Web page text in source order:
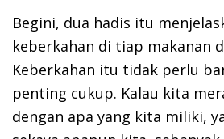
Begini, dua hadis itu
keberkahan di tiap makanan
Keberkahan itu tidak perlu
penting cukup. Kalau kita
dengan apa yang kita miliki,